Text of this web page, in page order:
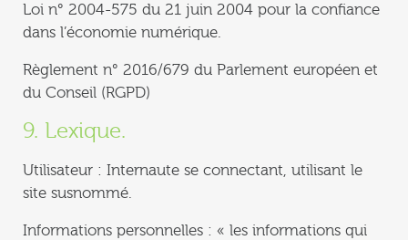
Loi n° 2004-575 du 21 juin 2004 pour la confiance
dans l’économie numérique.
Règlement n° 2016/679 du Parlement européen et
du Conseil (RGPD)
9. Lexique.
Utilisateur : Internaute se connectant, utilisant le
site susnommé.
Informations personnelles : « les informations qui